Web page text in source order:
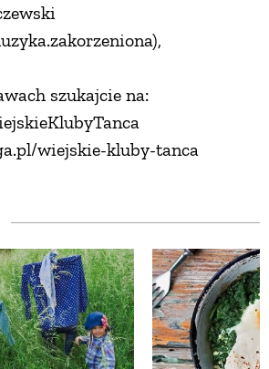
szukajcie na:
wiejskie-kluby-tanca